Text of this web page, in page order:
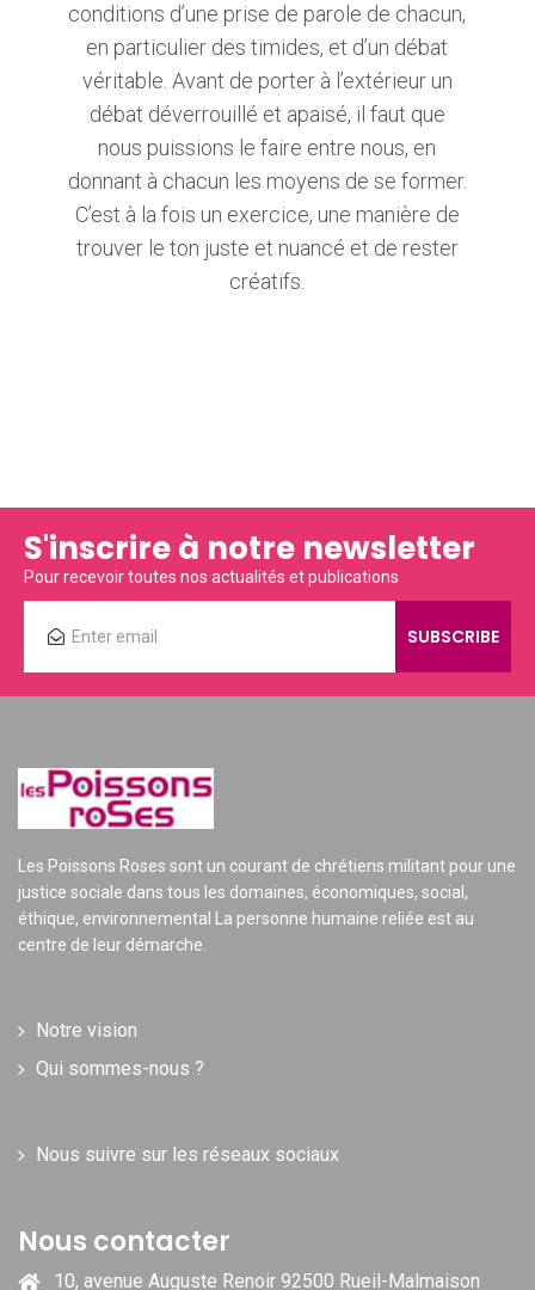
conditions d’une prise de parole de chacun,
en particulier des timides, et d’un débat
véritable. Avant de porter à l’extérieur un
débat déverrouillé et apaisé, il faut que
nous puissions le faire entre nous, en
donnant à chacun les moyens de se former.
C’est à la fois un exercice, une manière de
trouver le ton juste et nuancé et de rester
créatifs.
S'inscrire à notre newsletter
Pour recevoir toutes nos actualités et publications
Les Poissons Roses sont un courant de chrétiens militant pour une
justice sociale dans tous les domaines, économiques, social,
éthique, environnemental La personne humaine reliée est au
centre de leur démarche.
Notre vision
Qui sommes-nous ?
Nous suivre sur les réseaux sociaux
Nous contacter
10, avenue Auguste Renoir 92500 Rueil-Malmaison